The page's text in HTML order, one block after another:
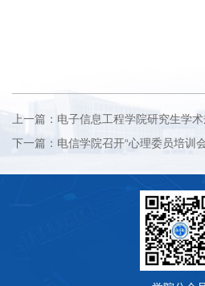
下一篇：电信学院召开“心理委员培训